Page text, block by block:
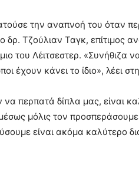
την αναπνοή του όταν
δρ. Τζούλιαν Ταγκ, επίτιμος
του Λέιτσεστερ. «Συνήθιζα
έχουν κάνει το ίδιο», λέει
περπατά δίπλα μας, είναι
μόλις τον
είναι ακόμα καλύτερο